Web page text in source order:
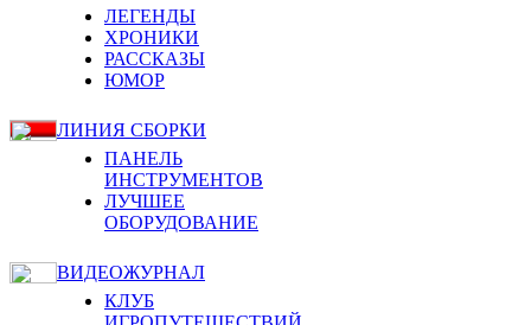
ЛЕГЕНДЫ
ХРОНИКИ
РАССКАЗЫ
ЮМОР
ЛИНИЯ СБОРКИ
ПАНЕЛЬ
ИНСТРУМЕНТОВ
ЛУЧШЕЕ
ОБОРУДОВАНИЕ
ВИДЕОЖУРНАЛ
КЛУБ